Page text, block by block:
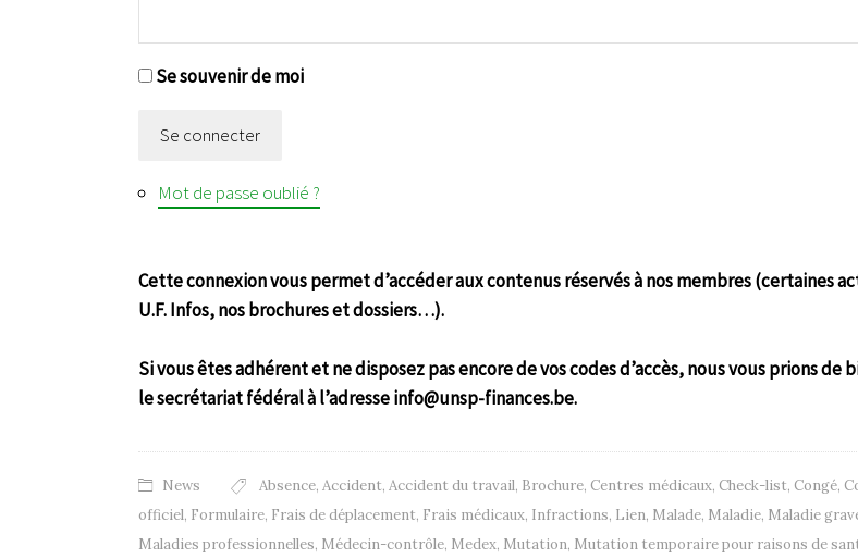
Se souvenir de moi
Se connecter
Mot de passe oublié ?
Cette connexion vous permet d’accéder aux contenus réservés à nos membres (certaines
U.F. Infos, nos brochures et dossiers…).
Si vous êtes adhérent et ne disposez pas encore de vos codes d’accès, nous vous prions
le secrétariat fédéral à l’adresse info@unsp-finances.be.
News Absence, Accident, Accident du travail, Brochure, Centres médicaux, Check-list, Congé,
officiel, Formulaire, Frais de déplacement, Frais médicaux, Infractions, Lien, Malade, Maladie, Maladie
Maladies professionnelles, Médecin-contrôle, Medex, Mutation, Mutation temporaire pour raisons de